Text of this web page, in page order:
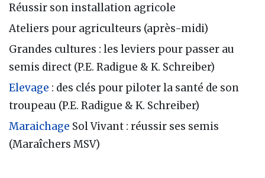
Réussir son installation agricole
Ateliers pour agriculteurs (après-midi)
Grandes cultures : les leviers pour passer au
semis direct (P.E. Radigue & K. Schreiber)
Elevage : des clés pour piloter la santé de son
troupeau (P.E. Radigue & K. Schreiber)
Maraichage Sol Vivant : réussir ses semis
(Maraîchers MSV)